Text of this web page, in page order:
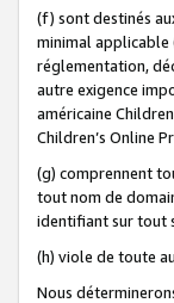
(f) sont destinés
minimal
réglementation,
autre exigence
américaine
Children’s Online
(g) comprennent
tout nom de
identifiant sur tout
(h) viole de toute
Nous